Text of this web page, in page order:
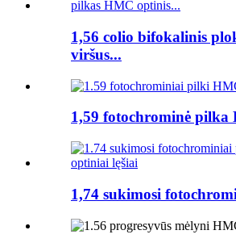
1,56 colio bifokalinis
viršus...
1,59 fotochrominė pilka
1,74 sukimosi